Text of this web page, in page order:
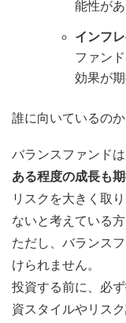
能性があ
インフ
ファン
効果が期
誰に向いているのか
バランスファンドは
ある程度の成長も
リスクを大きく取
ないと考えている
ただし、バランス
けられません。
投資する前に、必
資スタイルやリス